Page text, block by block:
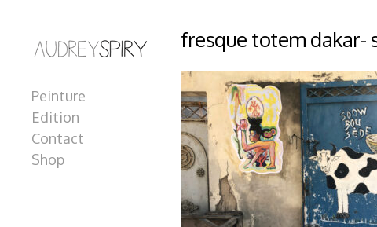
Peinture
Edition
Contact
Shop
fresque totem dakar-